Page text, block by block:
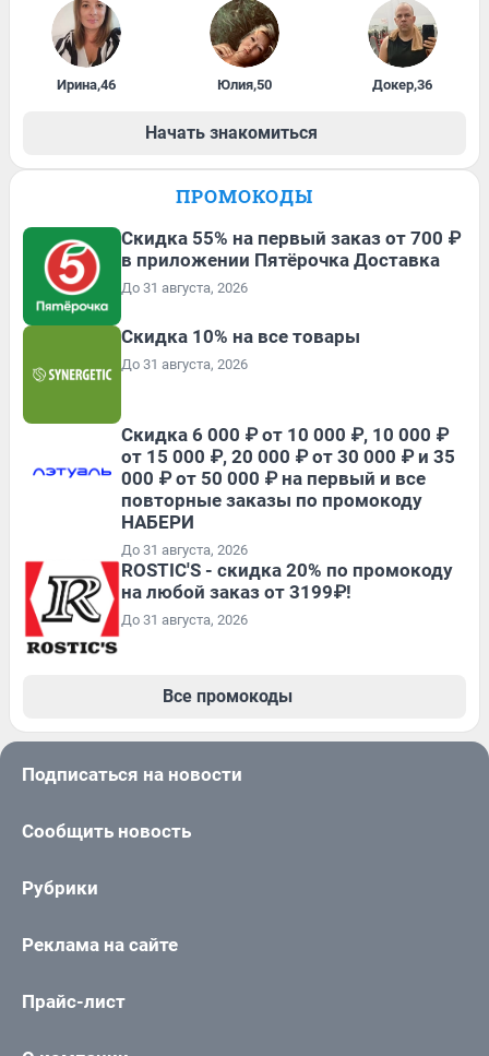
Ирина,46 Юлия,50 Докер,36
Начать знакомиться
ПРОМОКОДЫ
Скидка 55% на первый заказ от 700 ₽
в приложении Пятёрочка Доставка
До 31 августа, 2026
Скидка 10% на все товары
До 31 августа, 2026
Скидка 6 000 ₽ от 10 000 ₽, 10 000 ₽
от 15 000 ₽, 20 000 ₽ от 30 000 ₽ и 35
000 ₽ от 50 000 ₽ на первый и все
повторные заказы по промокоду
НАБЕРИ
До 31 августа, 2026
ROSTIC'S - скидка 20% по промокоду
на любой заказ от 3199₽!
До 31 августа, 2026
Все промокоды
Подписаться на новости
Сообщить новость
Рубрики
Реклама на сайте
Прайс-лист